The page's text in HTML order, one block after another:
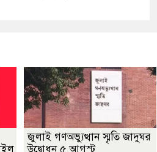
জুলাই গণঅভ্যুত্থান স্মৃতি জাদুঘর
উদ্বোধন ৫ আগস্ট